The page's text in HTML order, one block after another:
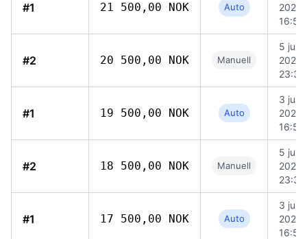
#1 21 500,00 NOK Auto
2026
16:52
#2 20 500,00 NOK Manuell
5 juni
2026
23:38
#1 19 500,00 NOK Auto
3 juni
2026
16:52
#2 18 500,00 NOK Manuell
5 juni
2026
23:38
#1 17 500,00 NOK Auto
3 juni
2026
16:52